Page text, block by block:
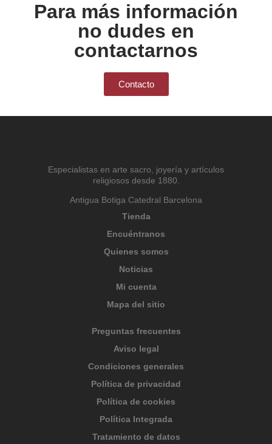
Para más información
no dudes en
contactarnos
Contacto
Especialistas en arte sacro, joyería y artículos
religiosos desde 1880.
Antigua Botiga Catedral Barcelona
Tienda
Encuéntranos
Quienes somos
Noticias
Mi cuenta
Mapa del sitio
Preguntas frecuentes
Aviso legal
Condiciones generales
Política de privacidad
Política de cookies
Política Integrada
Tratamiento de datos